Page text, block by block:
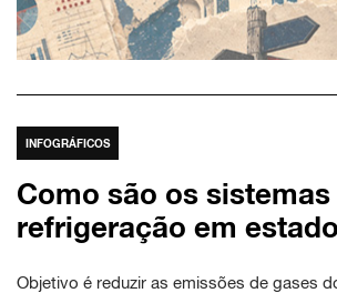
INFOGRÁFICOS
Como são os sistemas
refrigeração em
Objetivo é reduzir as emissões de gases